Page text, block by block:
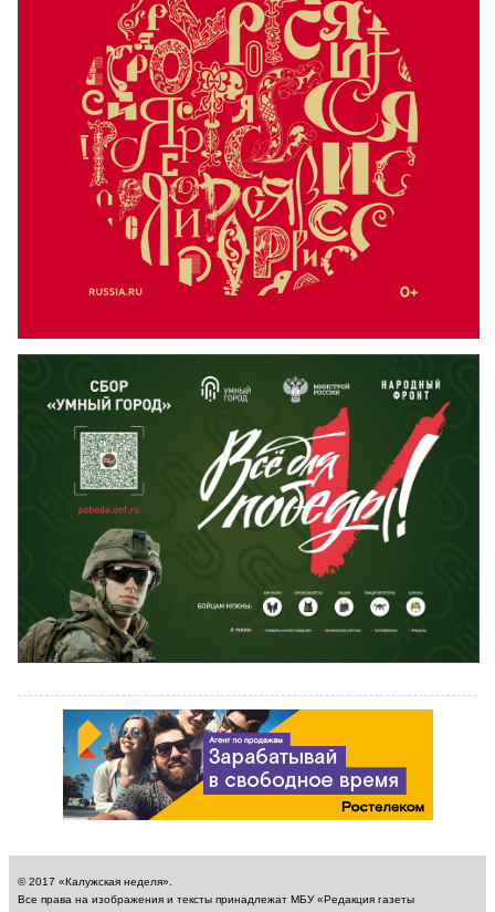
© 2017 «Калужская неделя».
Все права на изображения и тексты принадлежат МБУ «Редакция газеты